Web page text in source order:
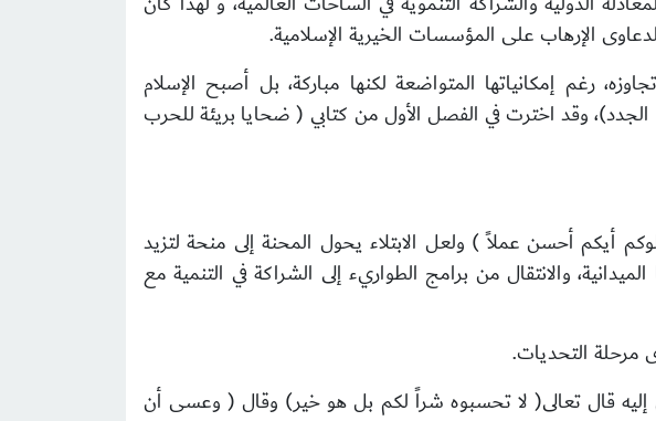
الإرهابعلى المؤسسات الخيرية الإسلامية.
رغم إمكانياتها المتواضعة لكنها مباركة، بل أصبح الإسلام
وقد اخترت في الفصل الأول من كتابي ( ضحايا بريئة للحرب
أيكم أحسن عملاً ) ولعل الابتلاء يحول المحنة إلى منحة لتزيد
والانتقال من برامج الطواريء إلى الشراكة في التنمية مع
مرحلة التحديات.
إليه قال تعالى( لا تحسبوه شراً لكم بل هو خير) وقال ( وعسى أن